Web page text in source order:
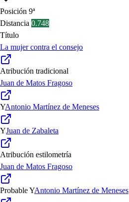
Posición 9ª
Distancia 0.748
Título
La mujer contra el consejo
Atribución tradicional
Juan de Matos Fragoso
YAntonio Martínez de Meneses
YJuan de Zabaleta
Atribución estilometría
Juan de Matos Fragoso
ProbableYAntonio Martínez de Meneses